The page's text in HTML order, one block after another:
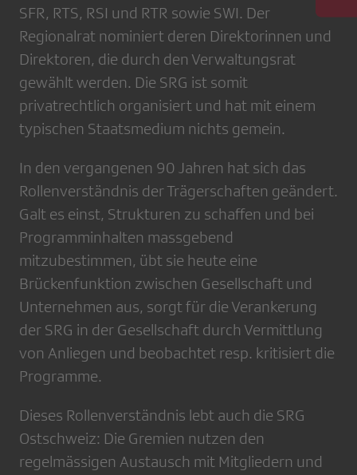
SFR, RTS, RSI und RTR sowie SWI. Der
Regionalrat nominiert deren Direktorinnen und
Direktoren, die durch den Verwaltungsrat
gewählt werden. Die SRG ist somit
privatrechtlich organisiert und hat mit einem
typischen Staatsmedium nichts gemein.
In den vergangenen 90 Jahren hat sich das
Rollenverständnis der Trägerschaften geändert.
Galt es einst, Strukturen zu schaffen und bei
Programminhalten massgebend
mitzubestimmen, übt sie heute eine
Brückenfunktion zwischen Gesellschaft und
Unternehmen aus, sorgt für die Verankerung
der SRG in der Gesellschaft durch Vermittlung
von Anliegen und beobachtet resp. kritisiert die
Programme.
Dieses Rollenverständnis lebt auch die SRG
Ostschweiz: Die Gremien nutzen den
regelmässigen Austausch mit Mitgliedern und